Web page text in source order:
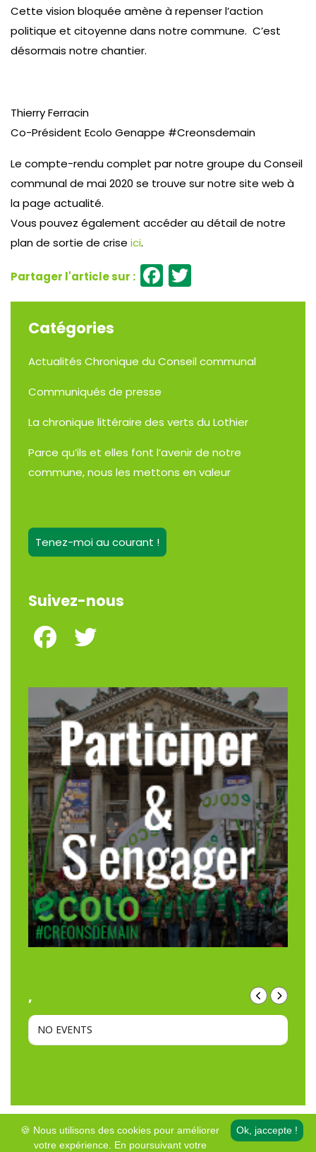
Cette vision bloquée amène à repenser l’action
politique et citoyenne dans notre commune. C’est
désormais notre chantier.
Thierry Ferracin
Co-Président Ecolo Genappe #Creonsdemain
Le compte-rendu complet par notre groupe du Conseil
communal de mai 2020 se trouve sur notre site web à
la page actualité.
Vous pouvez également accéder au détail de notre
plan de sortie de crise ici.
Facebook
Catégories
Actualités Chronique du Conseil communal
Communiqués de presse
La chronique littéraire des verts du Lothier
Parce qu’ils et elles font l’avenir de notre
commune, nous les mettons en valeur
Tenez-moi au courant !
Suivez-nous
,
NO EVENTS
Ok, jaccepte !
🍪 Nous utilisons des cookies pour améliorer
votre expérience. En poursuivant votre